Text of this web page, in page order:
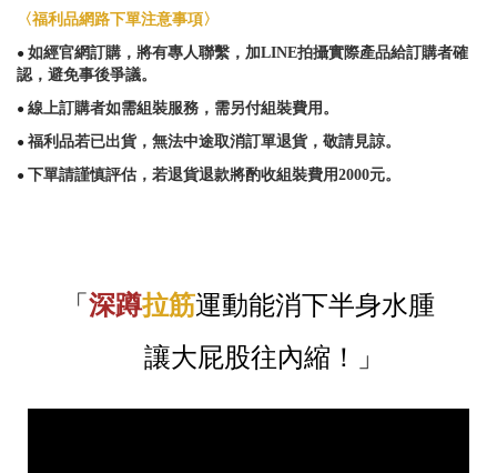
〈福利品網路下單注意事項〉
● 如經官網訂購，將有專人聯繫，加LINE拍攝實際產品給訂購者確
認，避免事後爭議。
● 線上訂購者如需組裝服務，需另付組裝費用。
● 福利品若已出貨，無法中途取消訂單退貨，敬請見諒。
● 下單請謹慎評估，若退貨退款將酌收組裝費用2000元。
「深蹲拉筋運動能消下半身水腫
讓大屁股往內縮！」